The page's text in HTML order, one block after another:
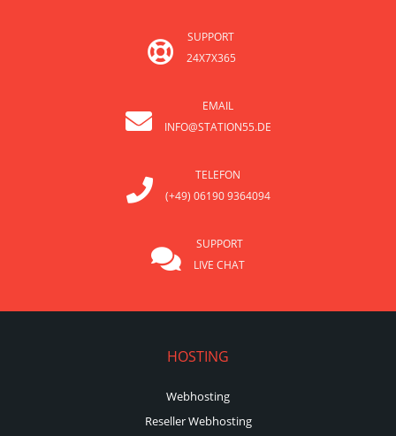
SUPPORT
24X7X365
EMAIL
INFO@STATION55.DE
TELEFON
(+49) 06190 9364094
SUPPORT
LIVE CHAT
HOSTING
Webhosting
Reseller Webhosting